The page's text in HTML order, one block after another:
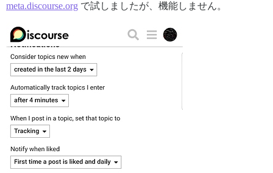
meta.discourse.org で試しましたが、機能しません。